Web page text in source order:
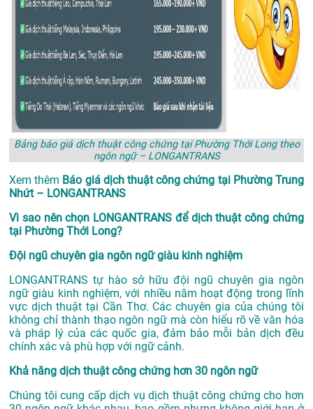
Bảng báo giá dịch thuật công chứng tại Phường Thới Long theo
ngôn ngữ – LONGANTRANS
Xem thêm Báo giá dịch thuật công chứng tại Phường Trung
Nhứt – LONGANTRANS
Vì sao nên chọn LONGANTRANS để dịch thuật công chứng
tại Phường Thới Long?
Đội ngũ chuyên gia ngôn ngữ giàu kinh nghiệm
LONGANTRANS tự hào sở hữu đội ngũ chuyên gia ngôn
ngữ giàu kinh nghiệm, với nhiều năm hoạt động trong lĩnh
vực dịch thuật tại Cần Thơ. Các chuyên gia của chúng tôi
không chỉ thành thạo ngôn ngữ mà còn hiểu rõ về văn hóa
và pháp lý của các quốc gia, đảm bảo mỗi bản dịch đều
chính xác và phù hợp với ngữ cảnh.
Khả năng dịch thuật công chứng hơn 30 ngôn ngữ
Chúng tôi cung cấp dịch vụ dịch thuật công chứng cho hơn